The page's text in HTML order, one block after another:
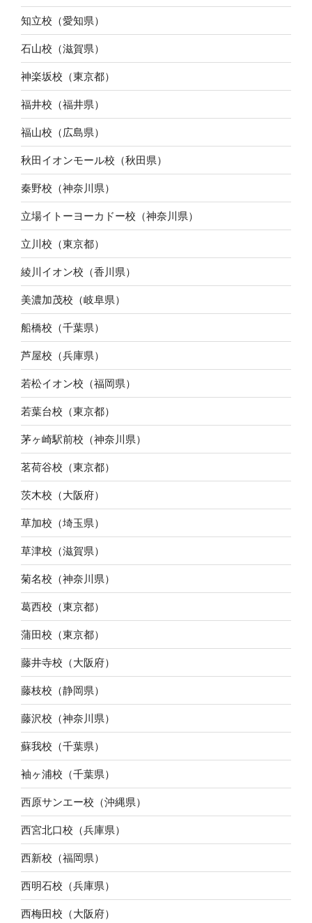
知立校（愛知県）
石山校（滋賀県）
神楽坂校（東京都）
福井校（福井県）
福山校（広島県）
秋田イオンモール校（秋田県）
秦野校（神奈川県）
立場イトーヨーカドー校（神奈川県）
立川校（東京都）
綾川イオン校（香川県）
美濃加茂校（岐阜県）
船橋校（千葉県）
芦屋校（兵庫県）
若松イオン校（福岡県）
若葉台校（東京都）
茅ヶ崎駅前校（神奈川県）
茗荷谷校（東京都）
茨木校（大阪府）
草加校（埼玉県）
草津校（滋賀県）
菊名校（神奈川県）
葛西校（東京都）
蒲田校（東京都）
藤井寺校（大阪府）
藤枝校（静岡県）
藤沢校（神奈川県）
蘇我校（千葉県）
袖ヶ浦校（千葉県）
西原サンエー校（沖縄県）
西宮北口校（兵庫県）
西新校（福岡県）
西明石校（兵庫県）
西梅田校（大阪府）